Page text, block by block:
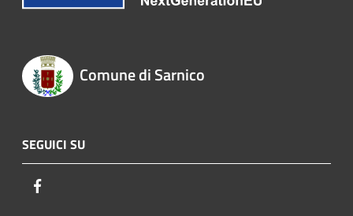
Comune di Sarnico
SEGUICI SU